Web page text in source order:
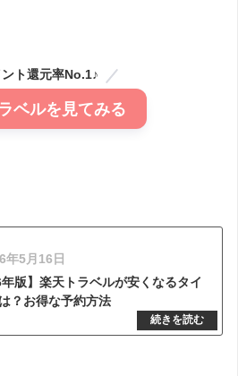
ト還元率No.1♪
ベルを見てみる
年5月16日
年版】楽天トラベルが安くなるタイ
？お得な予約方法